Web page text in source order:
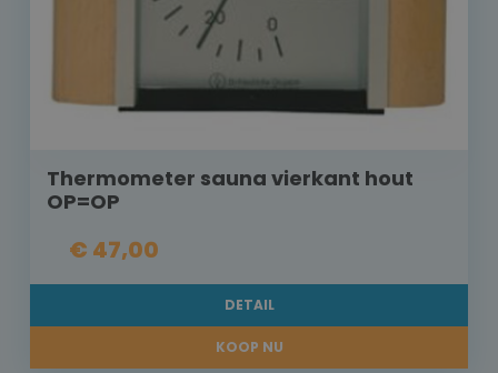
Thermometer sauna vierkant hout
OP=OP
€ 47,00
DETAIL
KOOP NU